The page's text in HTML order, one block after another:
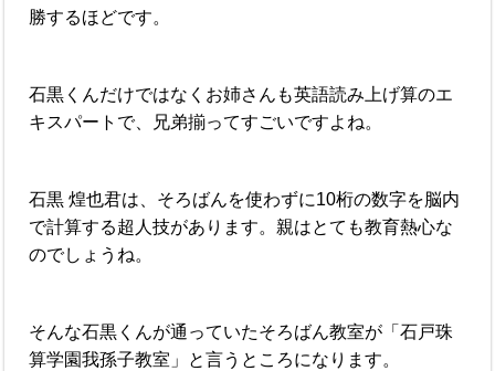
勝するほどです。
石黒くんだけではなくお姉さんも英語読み上げ算のエ
キスパートで、兄弟揃ってすごいですよね。
石黒 煌也君は、そろばんを使わずに10桁の数字を脳内
で計算する超人技があります。親はとても教育熱心な
のでしょうね。
そんな石黒くんが通っていたそろばん教室が「石戸珠
算学園我孫子教室」と言うところになります。